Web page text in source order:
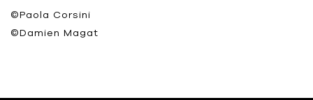
©Paola Corsini
©Damien Magat